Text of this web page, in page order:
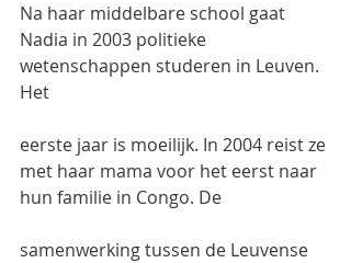
Na haar middelbare school gaat
Nadia in 2003 politieke
wetenschappen studeren in Leuven.
Het
eerste jaar is moeilijk. In 2004 reist ze
met haar mama voor het eerst naar
hun familie in Congo. De
samenwerking tussen de Leuvense